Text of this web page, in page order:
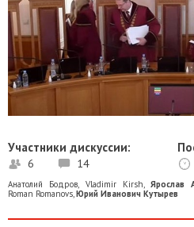
Участники дискуссии:
6 14
Анатолий Бодров, Vladimir Kirsh, Ярослав
Roman Romanovs,Юрий Иванович Кутырев